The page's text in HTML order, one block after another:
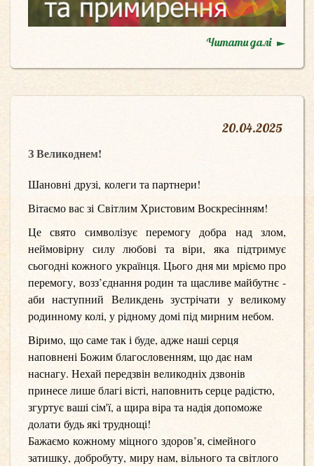
Читати далі
20.04.2025
З Великоднем!
Шановні друзі, колеги та партнери!
Вітаємо вас зі Світлим Христовим Воскресінням!
Це свято символізує перемогу добра над злом,
неймовірну силу любові та віри, яка підтримує
сьогодні кожного українця. Цього дня ми мріємо про
перемогу, возз’єднання родин та щасливе майбутнє -
аби наступний Великдень зустрічати у великому
родинному колі, у рідному домі під мирним небом.
Віримо, що саме так і буде, адже наші серця
наповнені Божим благословенням, що дає нам
наснагу. Нехай передзвін великодніх дзвонів
принесе лише благі вісті, наповнить серце радістю,
згуртує ваші сім'ї, а щира віра та надія допоможе
долати будь які труднощі!
Бажаємо кожному міцного здоров’я, сімейного
затишку, добробуту, миру нам, вільного та світлого